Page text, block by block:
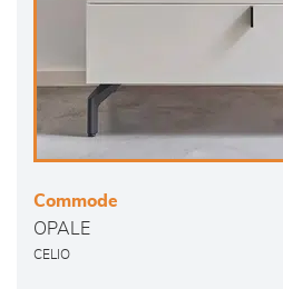
Commode
OPALE
CELIO